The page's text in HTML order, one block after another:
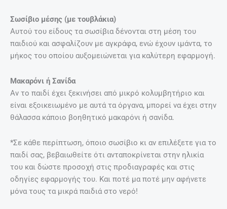
Σωσίβιο μέσης (με τουβλάκια)
Αυτού του είδους τα σωσίβια δένονται στη μέση του
παιδιού και ασφαλίζουν με αγκράφα, ενώ έχουν ιμάντα, το
μήκος του οποίου αυξομειώνεται για καλύτερη εφαρμογή.
Μακαρόνι ή Σανίδα
Αν το παιδί έχει ξεκινήσει από μικρό κολυμβητήριο και
είναι εξοικειωμένο με αυτά τα όργανα, μπορεί να έχει στην
θάλασσα κάποιο βοηθητικό μακαρόνι ή σανίδα.
*Σε κάθε περίπτωση, όποιο σωσίβιο κι αν επιλέξετε για το
παιδί σας, βεβαιωθείτε ότι ανταποκρίνεται στην ηλικία
του και δώστε προσοχή στις προδιαγραφές και στις
οδηγίες εφαρμογής του. Και ποτέ μα ποτέ μην αφήνετε
μόνα τους τα μικρά παιδιά στο νερό!